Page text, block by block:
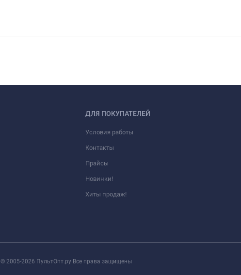
ДЛЯ ПОКУПАТЕЛЕЙ
Условия работы
Контакты
Прайсы
Новинки!
Хиты продаж!
© 2005-2026 ПультОпт.ру Все права защищены